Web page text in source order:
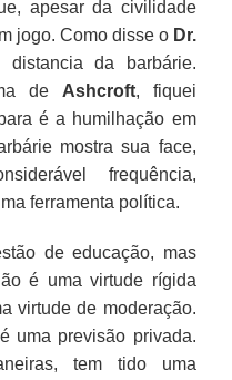
apesar da civilidade
jogo. Como disse o Dr.
da barbárie.
de Ashcroft, fiquei
é a humilhação em
mostra sua face,
frequência,
ferramenta política.
de educação, mas
é uma virtude rígida
virtude de moderação.
uma previsão privada.
tem tido uma